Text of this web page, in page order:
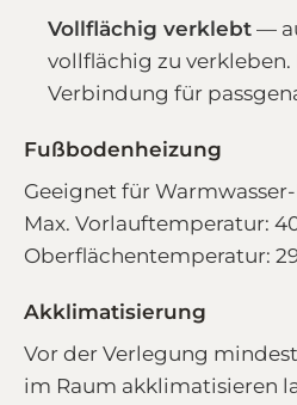
Vollflächig verklebt —
vollflächig zu
Verbindung für
Fußbodenheizung
Geeignet für
Max. Vorlauftemperatur:
Oberflächentemperatur:
Akklimatisierung
Vor der Verlegung
im Raum akklimatisieren